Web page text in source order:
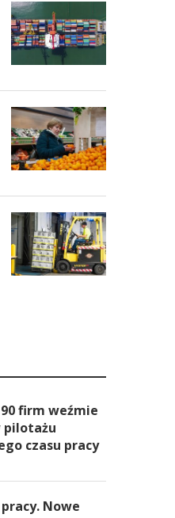
90 firm weźmie
pilotażu
czasu pracy
pracy. Nowe